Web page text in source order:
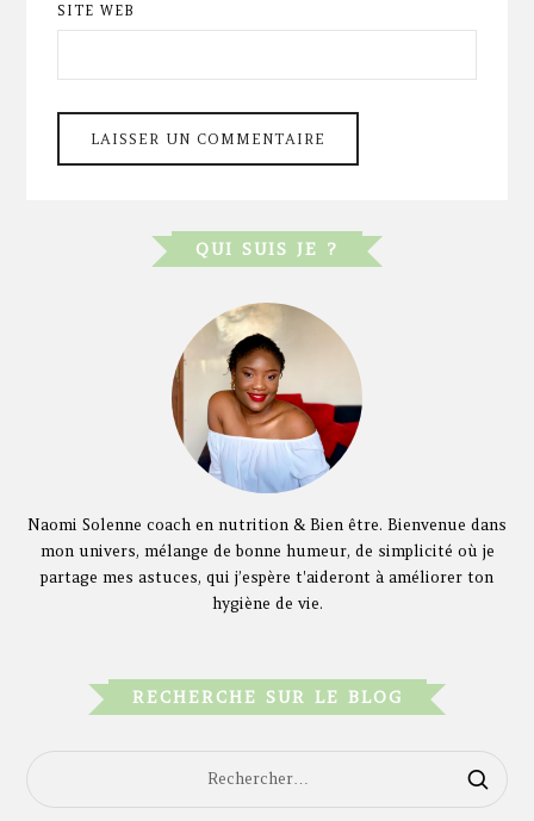
SITE WEB
QUI SUIS JE ?
Naomi Solenne coach en nutrition & Bien être. Bienvenue dans
mon univers, mélange de bonne humeur, de simplicité où je
partage mes astuces, qui j’espère t'aideront à améliorer ton
hygiène de vie.
RECHERCHE SUR LE BLOG